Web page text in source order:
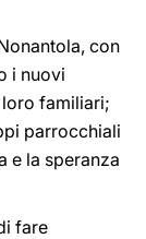
con
i nuovi
familiari;
parrocchiali
e la speranza
fare